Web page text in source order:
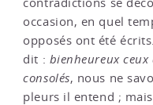
occasion, en quel
opposés ont été
dit : bienheureux
consolés, nous ne
pleurs il entend ;